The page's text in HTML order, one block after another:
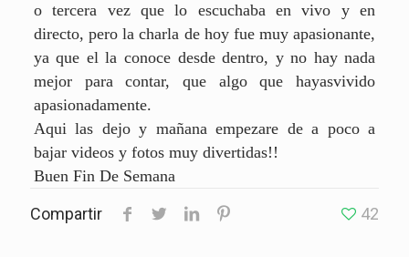
o tercera vez que lo escuchaba en vivo y en
directo, pero la charla de hoy fue muy apasionante,
ya que el la conoce desde dentro, y no hay nada
mejor para contar, que algo que hayasvivido
apasionadamente.
Aqui las dejo y mañana empezare de a poco a
bajar videos y fotos muy divertidas!!
Buen Fin De Semana
Compartir 42